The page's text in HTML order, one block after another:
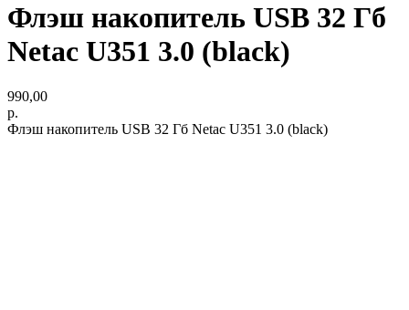
Флэш накопитель USB 32 Гб
Netac U351 3.0 (black)
990,00
р.
Флэш накопитель USB 32 Гб Netac U351 3.0 (black)